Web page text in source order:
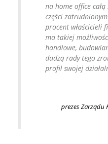
na home office
części
procent właścicieli
ma takiej
handlowe,
dadzą rady tego
profil swojej
prezes Zarządu